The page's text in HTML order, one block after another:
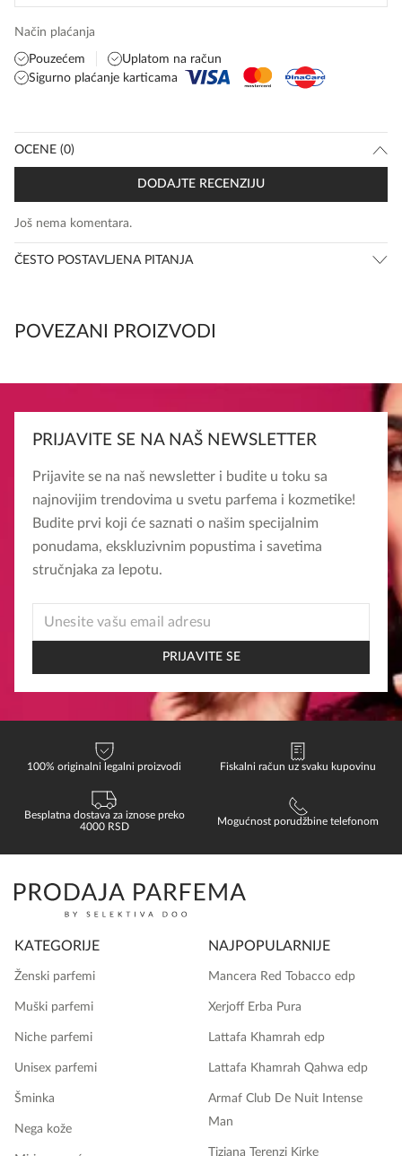
Način plaćanja
Pouzećem
Uplatom na račun
Sigurno plaćanje karticama
OCENE (0)
Još nema komentara.
DODAJTE RECENZIJU
ČESTO POSTAVLJENA PITANJA
POVEZANI PROIZVODI
PRIJAVITE SE NA NAŠ NEWSLETTER
Prijavite se na naš newsletter i budite u toku sa
najnovijim trendovima u svetu parfema i kozmetike!
Budite prvi koji će saznati o našim specijalnim
ponudama, ekskluzivnim popustima i savetima
stručnjaka za lepotu.
EMAIL
PRIJAVITE SE
100% originalni legalni proizvodi Fiskalni račun uz svaku kupovinu
Besplatna dostava za iznose preko
4000 RSD
Mogućnost porudžbine telefonom
KATEGORIJE
Ženski parfemi
Muški parfemi
Niche parfemi
Unisex parfemi
Šminka
Nega kože
NAJPOPULARNIJE
Mancera Red Tobacco edp
Xerjoff Erba Pura
Lattafa Khamrah edp
Lattafa Khamrah Qahwa edp
Armaf Club De Nuit Intense
Man
Tiziana Terenzi Kirke